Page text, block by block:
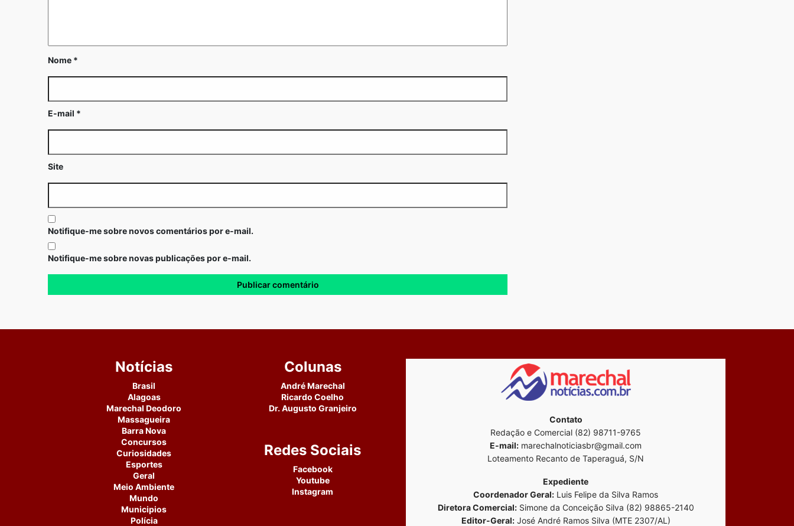
Nome *
E-mail *
Site
Notifique-me sobre novos comentários por e-mail.
Notifique-me sobre novas publicações por e-mail.
Notícias
Brasil
Alagoas
Marechal Deodoro
Massagueira
Barra Nova
Concursos
Curiosidades
Esportes
Geral
Meio Ambiente
Mundo
Municipios
Polícia
Colunas
André Marechal
Ricardo Coelho
Dr. Augusto Granjeiro
Redes Sociais
Facebook
Youtube
Instagram
Contato
Redação e Comercial (82) 98711-9765
E-mail: marechalnoticiasbr@gmail.com
Loteamento Recanto de Taperaguá, S/N
Expediente
Coordenador Geral: Luis Felipe da Silva Ramos
Diretora Comercial:Simone da Conceição Silva (82) 98865-2140
Editor-Geral:José André Ramos Silva (MTE 2307/AL)